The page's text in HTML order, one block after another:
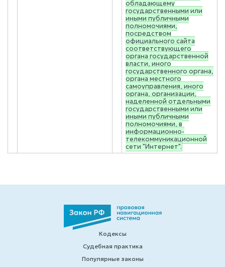
обладающему
государственными или
иными публичными
полномочиями,
посредством
официального сайта
соответствующего
органа государственной
власти, иного
государственного органа,
органа местного
самоуправления, иного
органа, организации,
наделенной отдельными
государственными или
иными публичными
полномочиями, в
информационно-
телекоммуникационной
сети "Интернет".
Кодексы
Судебная практика
Популярные законы